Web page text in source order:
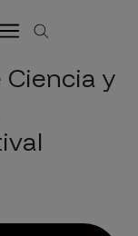
Ciencia y